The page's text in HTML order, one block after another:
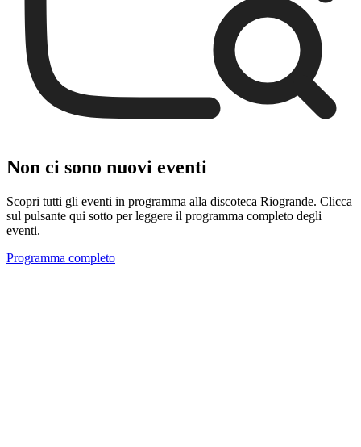
Non ci sono nuovi eventi
Scopri tutti gli eventi in programma alla discoteca Riogrande. Clicca
sul pulsante qui sotto per leggere il programma completo degli
eventi.
Programma completo